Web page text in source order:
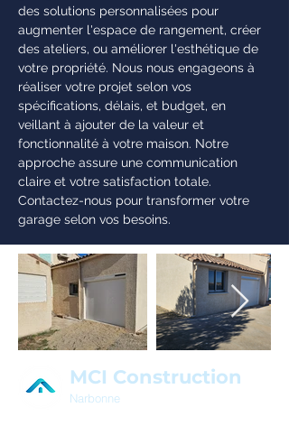
des solutions personnalisées pour
augmenter l'espace de rangement, créer
des ateliers, ou améliorer l'esthétique de
votre propriété. Nous nous engageons à
réaliser votre projet selon vos
spécifications, délais, et budget, en
veillant à ajouter de la valeur et
fonctionnalité à votre maison. Notre
approche assure une communication
claire et votre satisfaction totale.
Contactez-nous pour transformer votre
garage selon vos besoins.
MCI Construction
Narbonne